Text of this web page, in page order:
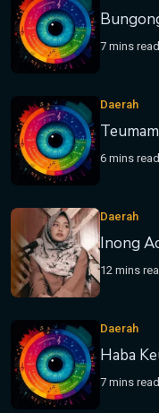
7 mins read
Daerah
6 mins read
Daerah
Inong
12 mins
Daerah
Haba
7 mins read